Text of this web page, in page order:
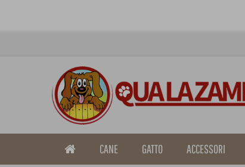
CANE GATTO ACCESSORI